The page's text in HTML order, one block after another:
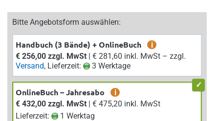
Bitte Angebotsform auswählen:
Handbuch (3 Bände) + OnlineBuch
i
€ 256,00 zzgl. MwSt
| € 281,60 inkl. MwSt – zzgl.
Versand, Lieferzeit: 3 Werktage
OnlineBuch – Jahresabo
i
€ 432,00 zzgl. MwSt
| € 475,20 inkl. MwSt
Lieferzeit:
1 Werktag